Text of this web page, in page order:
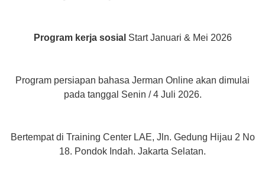
Program kerja sosial Start Januari & Mei 2026
Program persiapan bahasa Jerman Online akan dimulai
pada tanggal Senin / 4 Juli 2026.
Bertempat di Training Center LAE, Jln. Gedung Hijau 2 No
18. Pondok Indah. Jakarta Selatan.